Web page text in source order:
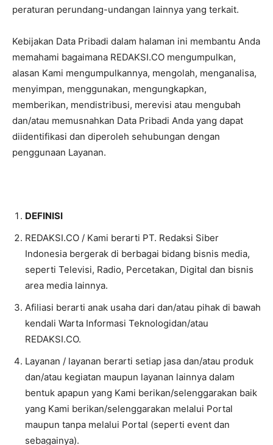
peraturan perundang-undangan lainnya yang terkait.
Kebijakan Data Pribadi dalam halaman ini membantu Anda
memahami bagaimana REDAKSI.CO mengumpulkan,
alasan Kami mengumpulkannya, mengolah, menganalisa,
menyimpan, menggunakan, mengungkapkan,
memberikan, mendistribusi, merevisi atau mengubah
dan/atau memusnahkan Data Pribadi Anda yang dapat
diidentifikasi dan diperoleh sehubungan dengan
penggunaan Layanan.
DEFINISI
REDAKSI.CO / Kami berarti PT. Redaksi Siber
Indonesia bergerak di berbagai bidang bisnis media,
seperti Televisi, Radio, Percetakan, Digital dan bisnis
area media lainnya.
Afiliasi berarti anak usaha dari dan/atau pihak di bawah
kendali Warta Informasi Teknologidan/atau
REDAKSI.CO.
Layanan / layanan berarti setiap jasa dan/atau produk
dan/atau kegiatan maupun layanan lainnya dalam
bentuk apapun yang Kami berikan/selenggarakan baik
yang Kami berikan/selenggarakan melalui Portal
maupun tanpa melalui Portal (seperti event dan
sebagainya).